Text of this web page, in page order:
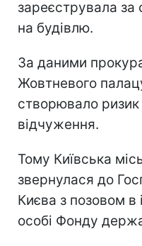
зареєструвала за
на будівлю.
За даними
Жовтневого
створювало
відчуження.
Тому Київська
звернулася до
Києва з позовом в
особі Фонду